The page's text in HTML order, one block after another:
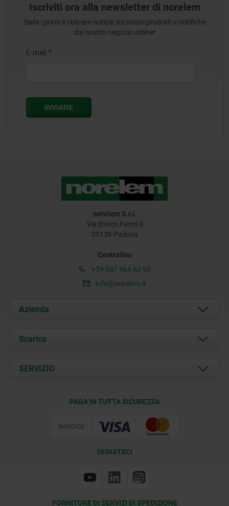
Iscriviti ora alla newsletter di norelem
Siate i primi a ricevere notizie sui nostri prodotti e notifiche
dal nostro negozio online!
norelem S.r.l.
Via Enrico Fermi 9
35136 Padova
Centralino
+39 047 464 62 90
info@norelem.it
Azienda
Chi siamo
Contatti
Scarica
Documents
SERVIZIO
PAGA IN TUTTA SICUREZZA
SEGUITECI
FORNITORE DI SERVIZI DI SPEDIZIONE